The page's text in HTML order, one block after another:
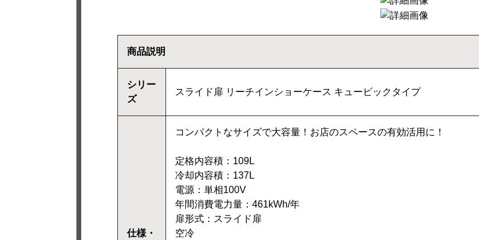
商品説明
シリー
ズ
スライド扉 リーチインショーケース キュービックタイプ
仕様・
コンパクトなサイズで大容量！お店のスペースの有効活用に！
定格内容積：109L
冷却内容積：137L
電源：単相100V
年間消費電力量：461kWh/年
扉形式：スライド扉
空冷